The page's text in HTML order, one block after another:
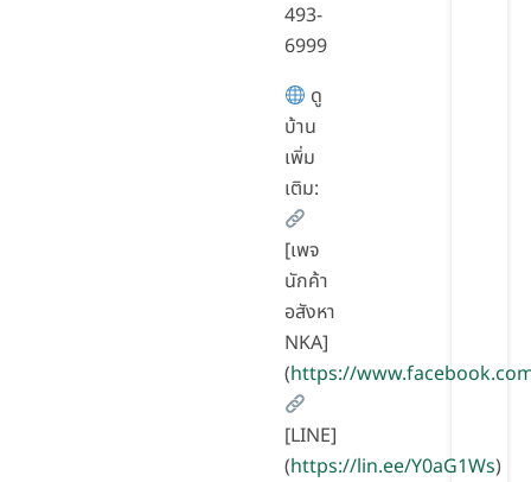
493-
6999
ดู
บ้าน
เพิ่ม
เติม:
[เพจ
นักค้า
อสังหา
NKA]
(https://
[LINE]
(https://lin.ee/Y0aG1Ws)